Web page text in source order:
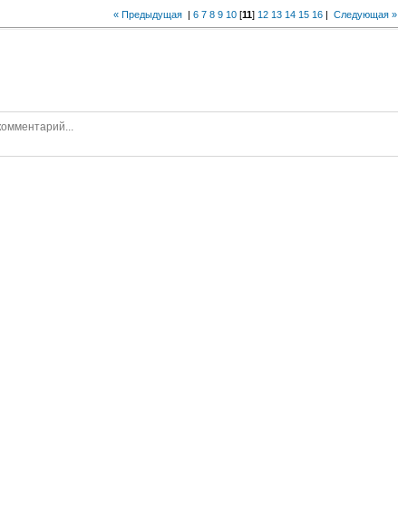
« Предыдущая| 6 7 8 9 10[11] 12 13 14 15 16| Следующая »